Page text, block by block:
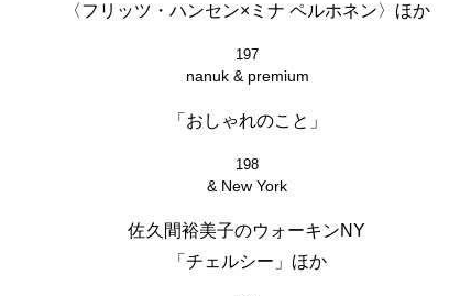
〈フリッツ・ハンセン×ミナ ペルホネン〉ほか
197
nanuk & premium
「おしゃれのこと」
198
& New York
佐久間裕美子のウォーキンNY
「チェルシー」ほか